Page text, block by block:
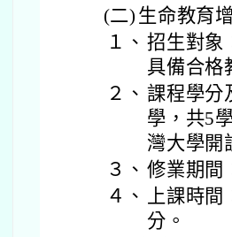
(二) 生命教育
１、 招生對象
具備合格
２、 課程學分
學，共5
灣大學開
３、 修業期間
４、
上課時
分。